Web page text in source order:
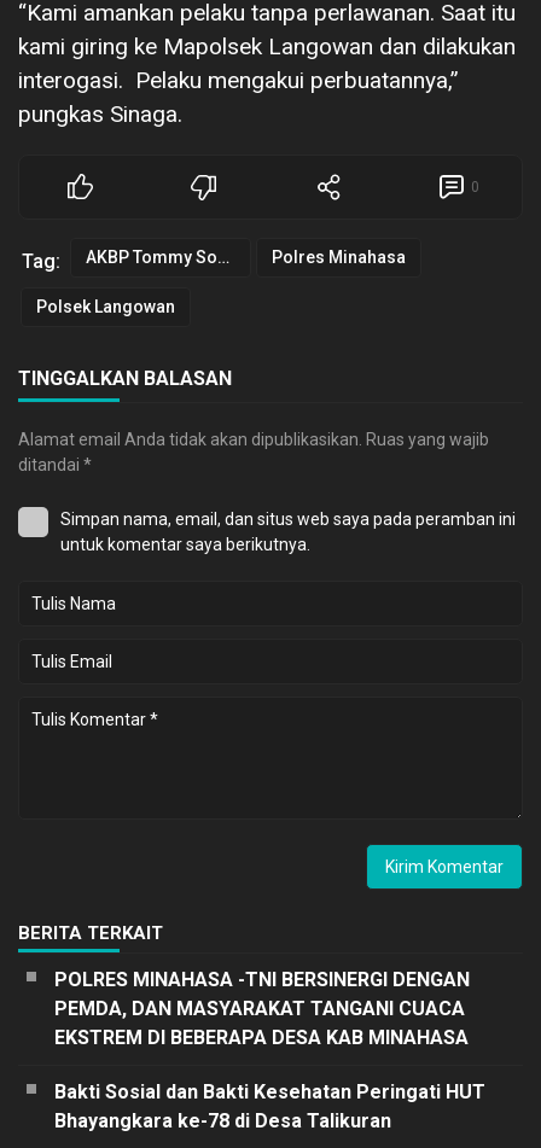
“Kami amankan pelaku tanpa perlawanan. Saat itu
kami giring ke Mapolsek Langowan dan dilakukan
interogasi. Pelaku mengakui perbuatannya,”
pungkas Sinaga.
0
Tag: AKBP Tommy Souissa SIK Polres Minahasa
Polsek Langowan
TINGGALKAN BALASAN
Alamat email Anda tidak akan dipublikasikan. Ruas yang wajib
ditandai *
Simpan nama, email, dan situs web saya pada peramban ini
untuk komentar saya berikutnya.
BERITA TERKAIT
POLRES MINAHASA -TNI BERSINERGI DENGAN
PEMDA, DAN MASYARAKAT TANGANI CUACA
EKSTREM DI BEBERAPA DESA KAB MINAHASA
Bakti Sosial dan Bakti Kesehatan Peringati HUT
Bhayangkara ke-78 di Desa Talikuran